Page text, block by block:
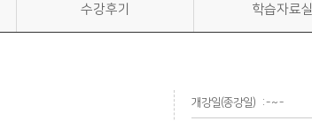
수강후기 학습자료실
개강일(종강일) : - ~ -